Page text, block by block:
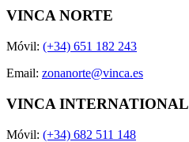
VINCA NORTE
Móvil: (+34) 651 182 243
Email: zonanorte@vinca.es
VINCA INTERNATIONAL
Móvil: (+34) 682 511 148